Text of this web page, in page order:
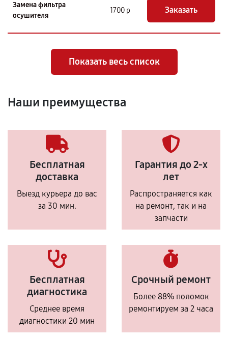
Замена фильтра
осушителя
1700 р Заказать
Показать весь список
Наши преимущества
Бесплатная
доставка
Выезд курьера до вас
за 30 мин.
Гарантия до 2-х
лет
Распространяется как
на ремонт, так и на
запчасти
Бесплатная
диагностика
Среднее время
диагностики 20 мин
Срочный ремонт
Более 88% поломок
ремонтируем за 2 часа